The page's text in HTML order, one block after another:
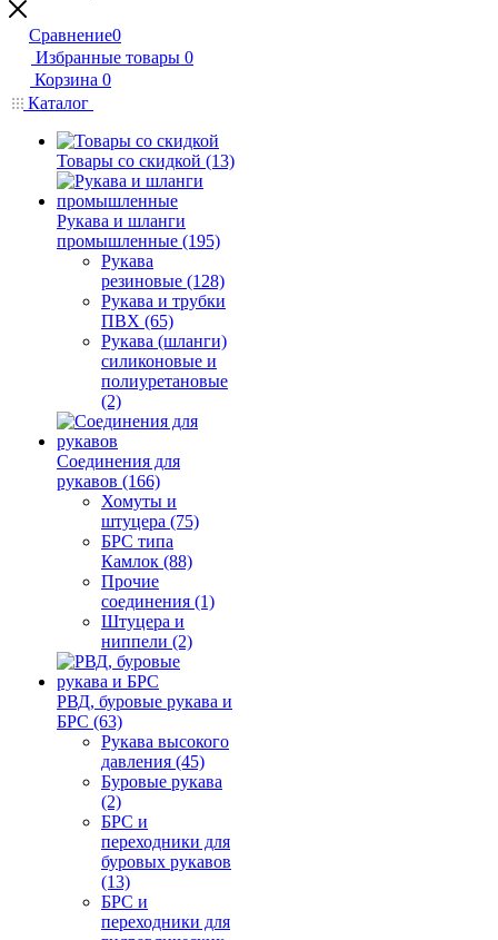
Сравнение0
Избранные товары 0
Корзина 0
Каталог
Товары со скидкой (13)
Рукава и шланги
промышленные (195)
Рукава
резиновые (128)
Рукава и трубки
ПВХ (65)
Рукава (шланги)
силиконовые и
полиуретановые
(2)
Соединения для
рукавов (166)
Хомуты и
штуцера (75)
БРС типа
Камлок (88)
Прочие
соединения (1)
Штуцера и
ниппели (2)
РВД, буровые рукава и
БРС (63)
Рукава высокого
давления (45)
Буровые рукава
(2)
БРС и
переходники для
буровых рукавов
(13)
БРС и
переходники для